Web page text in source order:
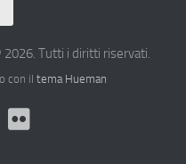
Tutti i diritti riservati.
con il tema Hueman